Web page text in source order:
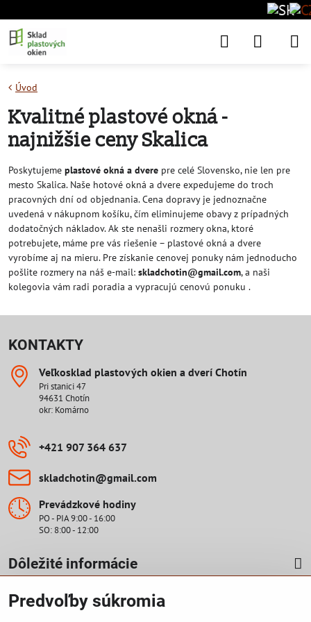
Úvod
Kvalitné plastové okná -
najnižšie ceny Skalica
Poskytujeme plastové okná a dvere pre celé Slovensko, nie len pre
mesto Skalica. Naše hotové okná a dvere expedujeme do troch
pracovných dní od objednania. Cena dopravy je jednoznačne
uvedená v nákupnom košíku, čím eliminujeme obavy z prípadných
dodatočných nákladov. Ak ste nenašli rozmery okna, ktoré
potrebujete, máme pre vás riešenie – plastové okná a dvere
vyrobíme aj na mieru. Pre získanie cenovej ponuky nám jednoducho
pošlite rozmery na náš e-mail: skladchotin@gmail.com, a naši
kolegovia vám radi poradia a vypracujú cenovú ponuku .
KONTAKTY
Veľkosklad plastových okien a dverí Chotín
Pri stanici 47
94631 Chotín
okr: Komárno
+421 907 364 637
skladchotin​@gmail​.com
Prevádzkové hodiny
PO - PIA 9:00 - 16:00
SO: 8:00 - 12:00
Dôležité informácie
Cenová ponuka
Predvoľby súkromia